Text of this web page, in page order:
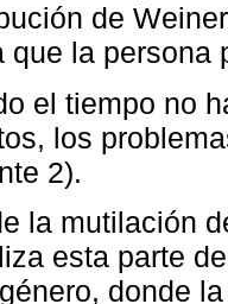
de
que la persona
el tiempo no
los
2).
la mutilación
esta parte
donde